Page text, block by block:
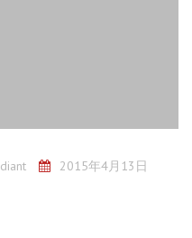
diant 2015年4月13日